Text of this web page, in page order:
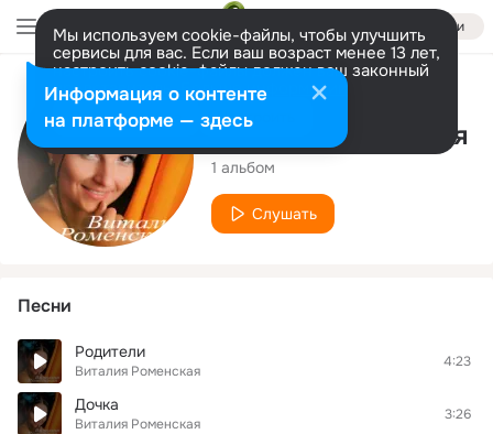
Войти
Мы используем cookie-файлы, чтобы улучшить
сервисы для вас. Если ваш возраст менее 13 лет,
настроить cookie-файлы должен ваш законный
представитель. Больше информации
Разрешить все Настроить
Исполнитель
Виталия Роменская
1 альбом
Слушать
Песни
Родители
Виталия Роменская
4:23
Дочка
Виталия Роменская
3:26
Информация о контенте
на платформе — здесь